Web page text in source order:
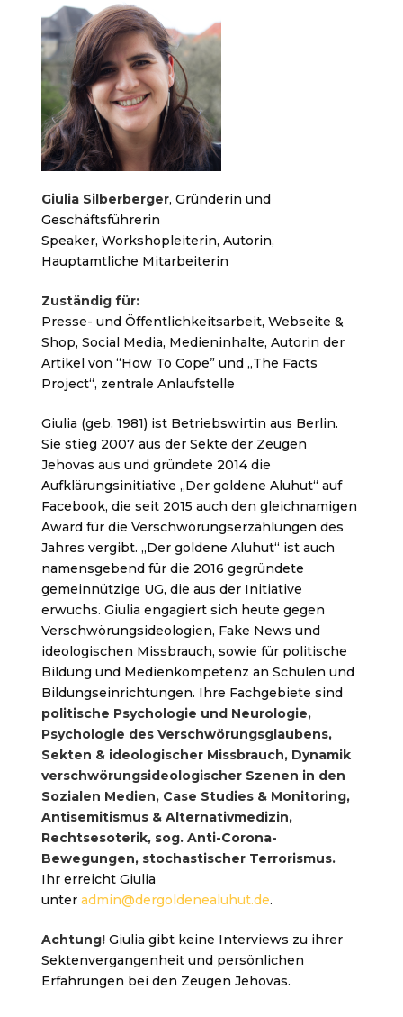
Giulia Silberberger, Gründerin und
Geschäftsführerin
Speaker, Workshopleiterin, Autorin,
Hauptamtliche Mitarbeiterin
Zuständig für:
Presse- und Öffentlichkeitsarbeit, Webseite &
Shop, Social Media, Medieninhalte, Autorin der
Artikel von “How To Cope” und „The Facts
Project“, zentrale Anlaufstelle
Giulia (geb. 1981) ist Betriebswirtin aus Berlin.
Sie stieg 2007 aus der Sekte der Zeugen
Jehovas aus und gründete 2014 die
Aufklärungsinitiative „Der goldene Aluhut“ auf
Facebook, die seit 2015 auch den gleichnamigen
Award für die Verschwörungserzählungen des
Jahres vergibt. „Der goldene Aluhut“ ist auch
namensgebend für die 2016 gegründete
gemeinnützige UG, die aus der Initiative
erwuchs. Giulia engagiert sich heute gegen
Verschwörungsideologien, Fake News und
ideologischen Missbrauch, sowie für politische
Bildung und Medienkompetenz an Schulen und
Bildungseinrichtungen. Ihre Fachgebiete sind
politische Psychologie und Neurologie,
Psychologie des Verschwörungsglaubens,
Sekten & ideologischer Missbrauch, Dynamik
verschwörungsideologischer Szenen in den
Sozialen Medien, Case Studies & Monitoring,
Antisemitismus & Alternativmedizin,
Rechtsesoterik, sog. Anti-Corona-
Bewegungen, stochastischer Terrorismus.
Ihr erreicht Giulia
unteradmin@dergoldenealuhut.de.
Achtung! Giulia gibt keine Interviews zu ihrer
Sektenvergangenheit und persönlichen
Erfahrungen bei den Zeugen Jehovas.